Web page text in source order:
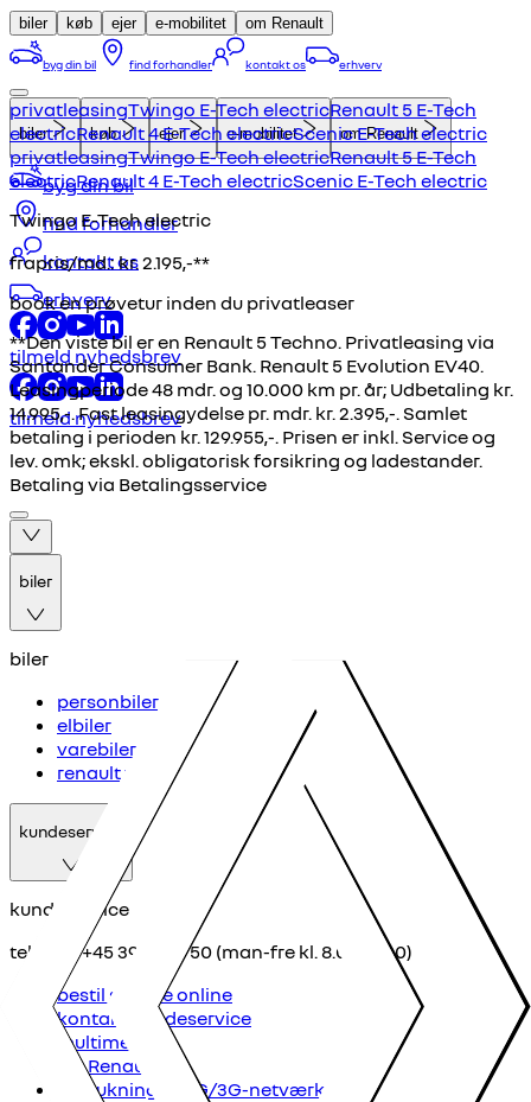
biler køb ejer e-mobilitet om Renault
byg din bil find forhandler kontakt os erhverv
biler køb ejer e-mobilitet om Renault
byg din bil
find forhandler
kontakt os
erhverv
tilmeld nyhedsbrev
tilmeld nyhedsbrev
privatleasingTwingo E-Tech electricRenault 5 E-Tech
electricRenault 4 E-Tech electricScenic E-Tech electric
privatleasingTwingo E-Tech electricRenault 5 E-Tech
electricRenault 4 E-Tech electricScenic E-Tech electric
Twingo E-Tech electric
frapris/md.:kr. 2.195,-**
book en prøvetur inden du privatleaser
**Den viste bil er en Renault 5 Techno. Privatleasing via
Santander Consumer Bank. Renault 5 Evolution EV40.
Leasingperiode 48 mdr. og 10.000 km pr. år; Udbetaling kr.
14.995,-. Fast leasingydelse pr. mdr. kr. 2.395,-. Samlet
betaling i perioden kr. 129.955,-. Prisen er inkl. Service og
lev. omk; ekskl. obligatorisk forsikring og ladestander.
Betaling via Betalingsservice
biler
biler
personbiler
elbiler
varebiler
renault vans
kundeservice
kundeservice
telefon: +45 39 10 50 50 (man-fre kl. 8.00-17.00)
bestil service online
kontakt kundeservice
multimedie
My Renault
nedlukning af 2G/3G-netværk